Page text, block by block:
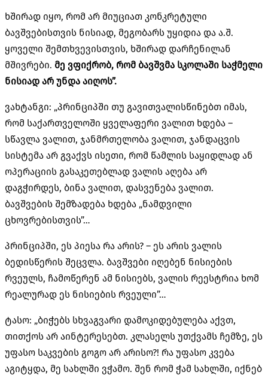
ხშირად იყო, რომ არ მიუციათ კონკრეტული
ბავშვებისთვის ნისიად, მეგობარს უყიდია და ა.შ.
ყოველი შემთხვევისთვის, ხშირად დარჩენილან
მშივრები. მე ვფიქრობ, რომ ბავშვმა სკოლაში საჭმელი
ნისიად არ უნდა აიღოს”.
ვახტანგი: „პრინციპში თუ გავითვალისწინებთ იმას,
რომ საქართველოში ყველაფერი ვალით ხდება –
სწავლა ვალით, ჯანმრთელობა ვალით, ჯანდაცვის
სისტემა არ გვაქვს ისეთი, რომ წამლის საყიდლად ან
ოპერაციის გასაკეთებლად ვალის აღება არ
დაგჭირდეს, ბინა ვალით, დასვენება ვალით.
ბავშვების შემზადება ხდება „ნამდვილი
ცხოვრებისთვის”…
პრინციპში, ეს პიესა რა არის? – ეს არის ვალის
ბედისწერის შეცვლა. ბავშვები იღებენ ნისიების
რვეულს, ჩამოწერენ ამ ნისიებს, ვალის რეესტრია ხომ
რეალურად ეს ნისიების რვეული”…
ტასო: „ბიჭებს სხვაგვარი დამოკიდებულება აქვთ,
თითქოს არ აინტერესებთ. კლასელს უთქვამს ჩემზე, ეს
უფასო საკვების გოგო არ არისო?! რა უფასო კვება
აგიტყდა, მე სახლში ვჭამო. შენ რომ ჭამ სახლში, იქნებ